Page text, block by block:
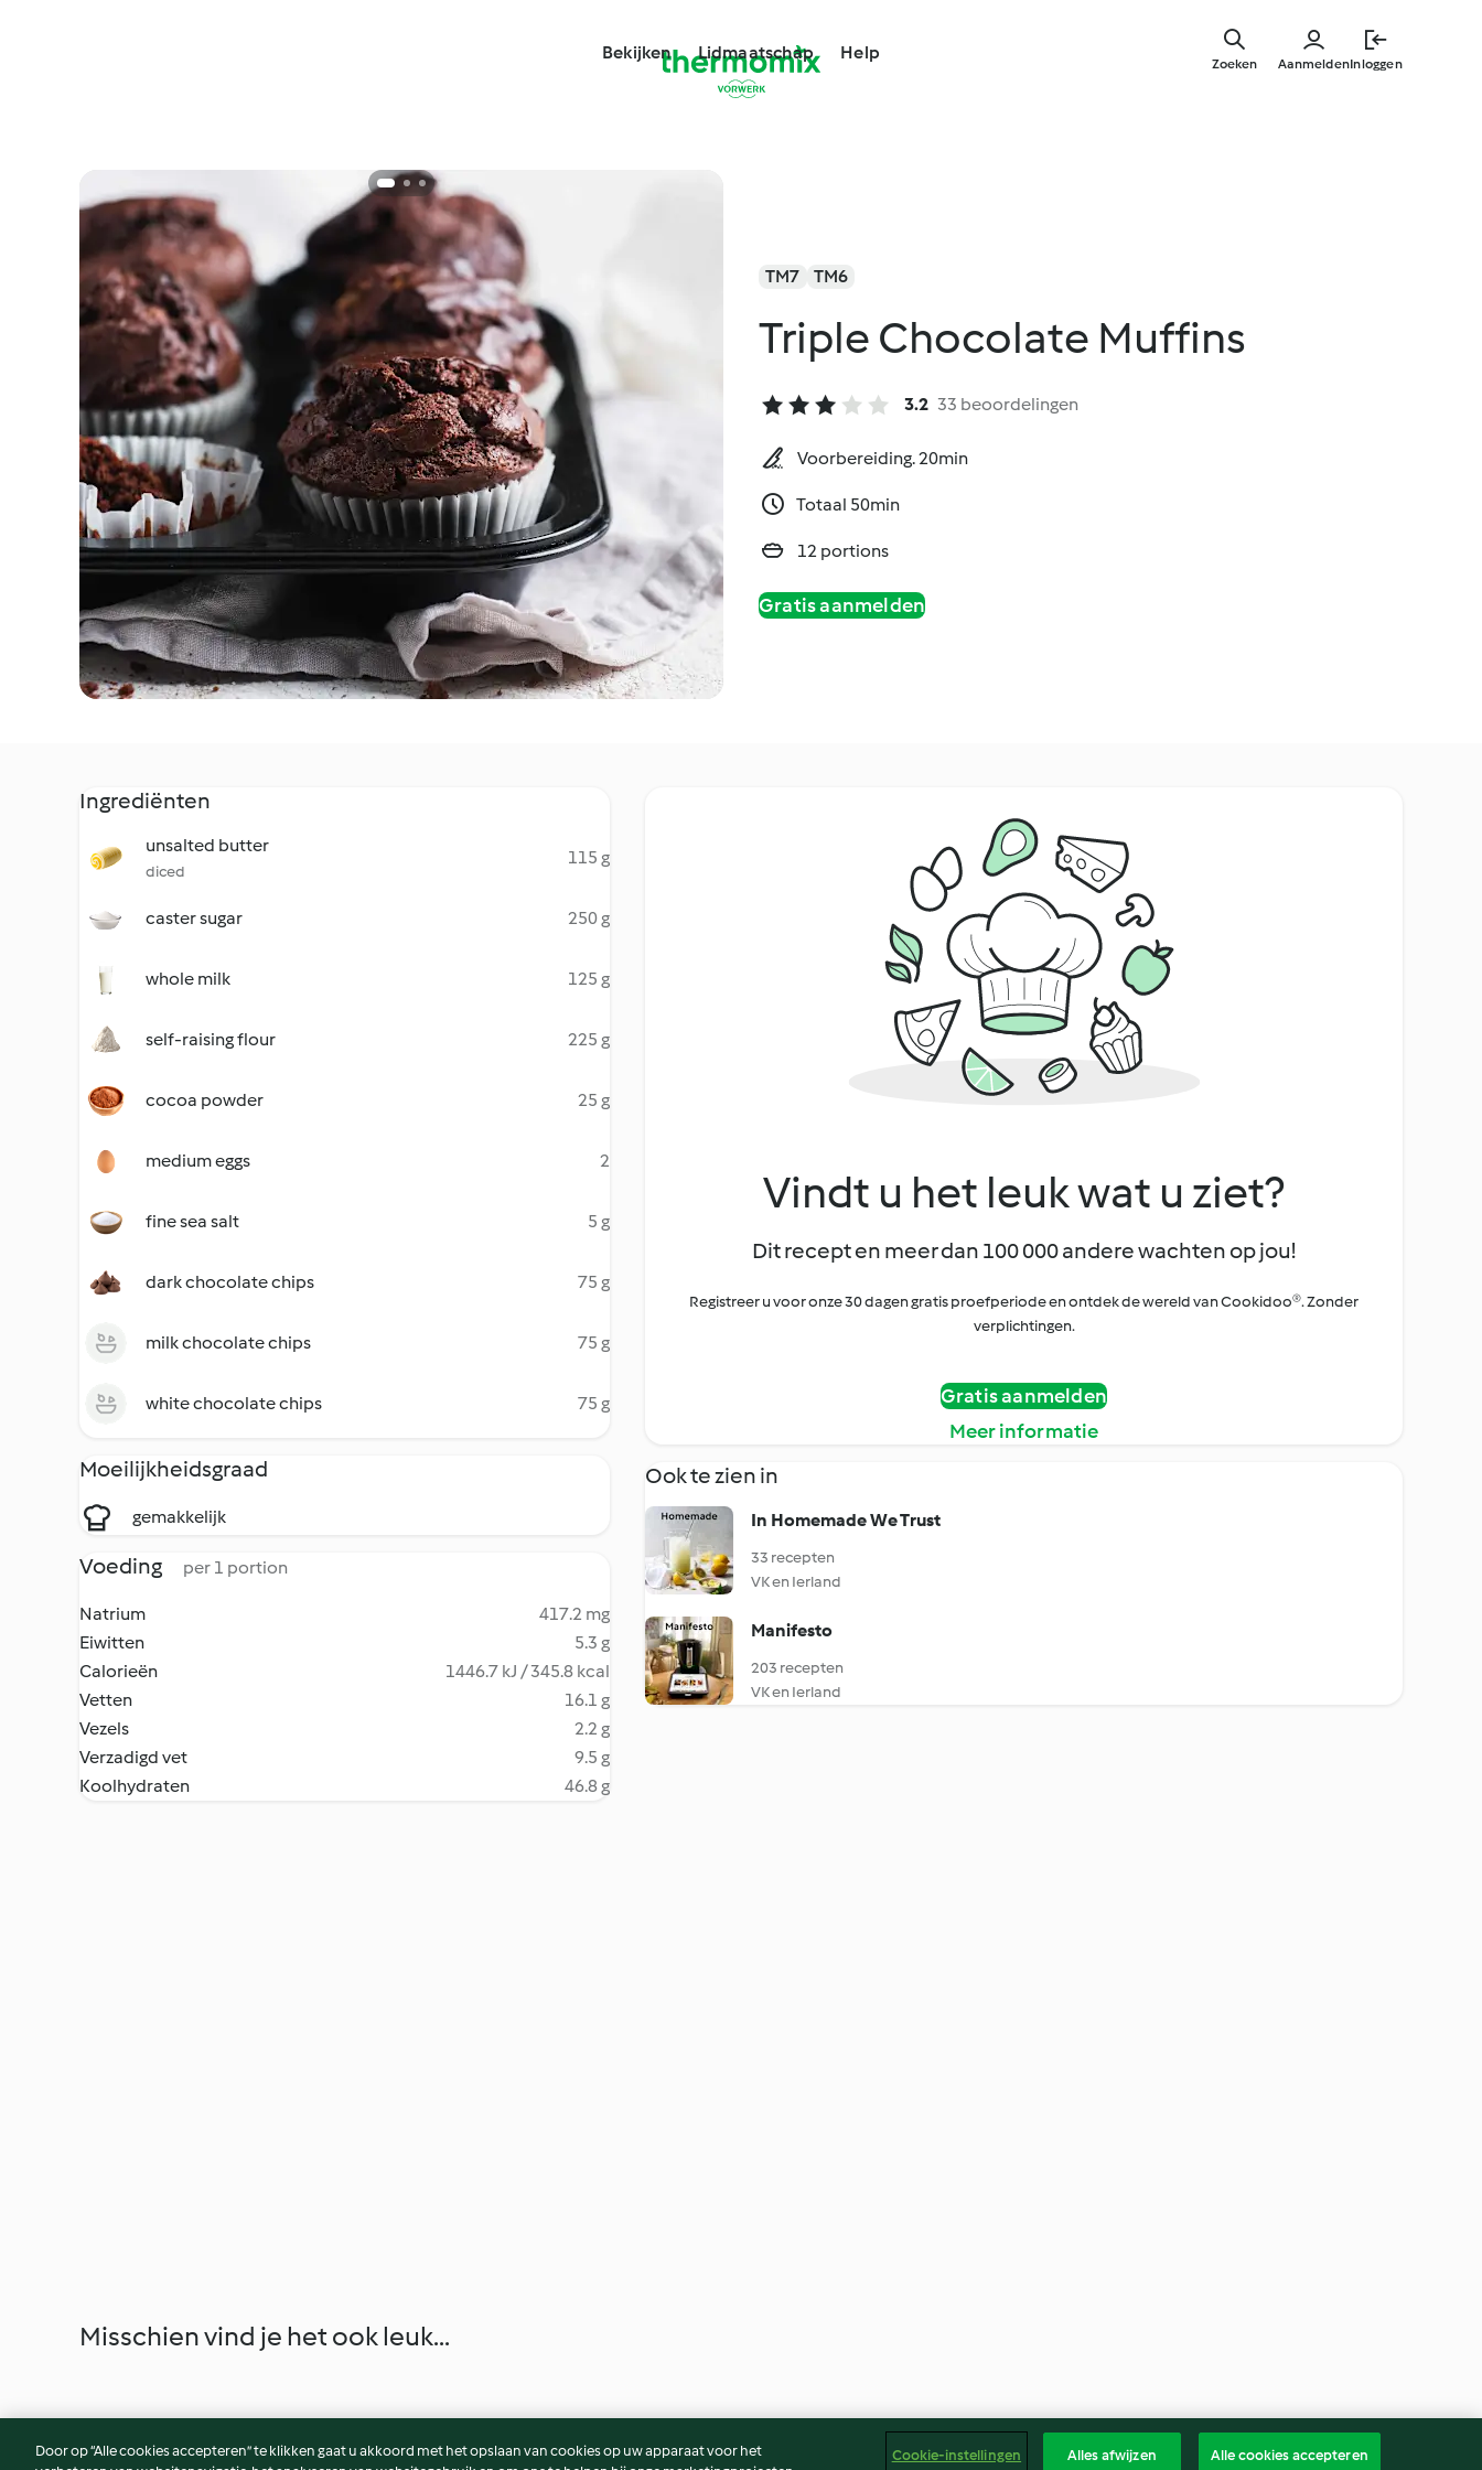
Bekijken Lidmaatschap Help
AanmeldenInloggen
Zoeken
TM7 TM6
Triple Chocolate Muffins
3.2 33 beoordelingen
Voorbereiding. 20min
Totaal 50min
12 portions
Gratis aanmelden
Ingrediënten
unsalted butter
diced
115 g
caster sugar 250 g
whole milk 125 g
self-raising flour 225 g
cocoa powder 25 g
medium eggs 2
fine sea salt 5 g
dark chocolate chips 75 g
milk chocolate chips 75 g
white chocolate chips 75 g
Moeilijkheidsgraad
gemakkelijk
Voeding per 1 portion
Natrium
417.2 mg
Eiwitten
5.3 g
Calorieën
1446.7 kJ / 345.8 kcal
Vetten
16.1 g
Vezels
2.2 g
Verzadigd vet
9.5 g
Koolhydraten
46.8 g
Vindt u het leuk wat u ziet?
Dit recept en meer dan 100 000 andere wachten op jou!
Registreer u voor onze 30 dagen gratis proefperiode en ontdek de wereld van Cookidoo®. Zonder
verplichtingen.
Gratis aanmelden
Meer informatie
Ook te zien in
In Homemade We Trust
33 recepten
VK en Ierland
Manifesto
203 recepten
VK en Ierland
Misschien vind je het ook leuk...
Door op “Alle cookies accepteren” te klikken gaat u akkoord met het opslaan van cookies op uw apparaat voor het
Cookie-instellingen Alles afwijzen Alle cookies accepteren